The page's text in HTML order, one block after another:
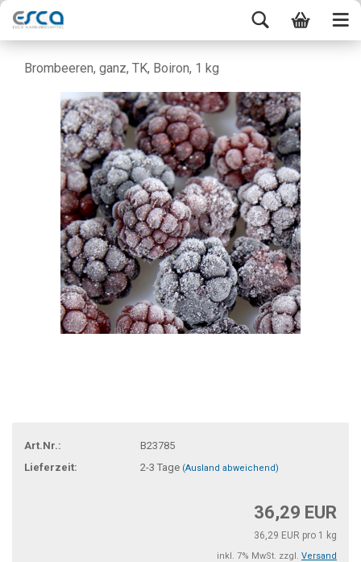
Brombeeren, ganz, TK, Boiron, 1 kg
Art.Nr.:
B23785
Lieferzeit:
2-3 Tage (Ausland abweichend)
36,29 EUR
36,29 EUR pro 1 kg
inkl. 7% MwSt. zzgl. Versand